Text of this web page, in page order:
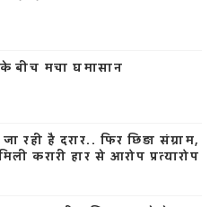
बीच मचा घमासान
रही है दरार.. फिर छिड़ा संग्राम,
करारी हार से आरोप प्रत्यारोप